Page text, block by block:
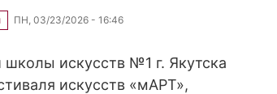
ПН, 03/23/2026 - 16:46
школы искусств №1 г. Якутска
искусств «мАРТ»,